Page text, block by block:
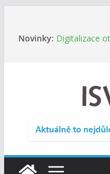
Novinky:
Informace o
novou
Digitalizace
veřejnost do
DIA:
(ISDŘ) je od
RVIS –
zveřejnil